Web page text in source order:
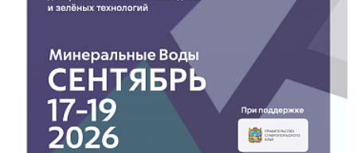
Московская область, Каширский р-н, дер.
Барабаново
(929) 992-7100
pitomnik-kashira.ru